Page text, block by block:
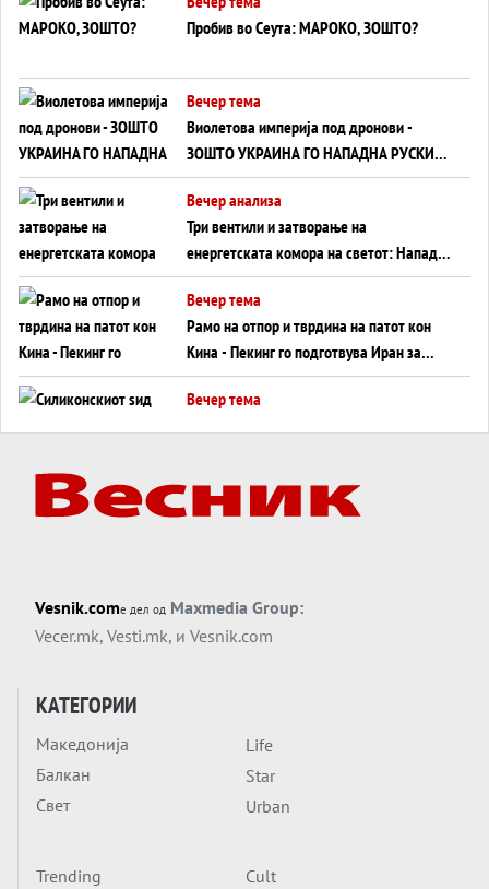
Пробив во Сеута: МАРОКО, ЗОШТО?
Вечер тема
Виолетова империја под дронови -
ЗОШТО УКРАИНА ГО НАПАДНА РУСКИОТ
WILDBERRIES
Вечер анализа
Три вентили и затворање на
енергетската комора на светот: Нападот
во Суец најавува глобален енергетски
инфаркт?
Вечер тема
Рамо на отпор и тврдина на патот кон
Кина - Пекинг го подготвува Иран за
американска копнена инвазија
Вечер тема
Вечер тема
Трамп тврди дека повторно „разговара“
Вечер тема
ДЛАБОКО УДОЛУ: Сметководствените
трикови што го соборија ЕНРОН ги
Вечер тема
Блискиот Исток со украинското бојно
Vesnik.comе дел од Maxmedia Group:
Vecer.mk, Vesti.mk, и Vesnik.com
КАТЕГОРИИ
Македонија
Балкан
Свет
Life
Star
Urban
Trending
Cult